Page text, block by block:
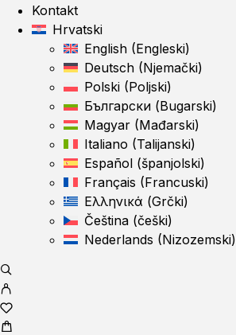
Kontakt
Hrvatski
English (Engleski)
Deutsch (Njemački)
Polski (Poljski)
Български (Bugarski)
Magyar (Mađarski)
Italiano (Talijanski)
Español (španjolski)
Français (Francuski)
Ελληνικά (Grčki)
Čeština (češki)
Nederlands (Nizozemski)